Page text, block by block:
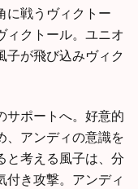
に戦うヴィクトー
ィクトール。ユニオ
子が飛び込みヴィク
サポートへ。好意的
、アンディの意識を
と考える風子は、分
付き攻撃。アンディ